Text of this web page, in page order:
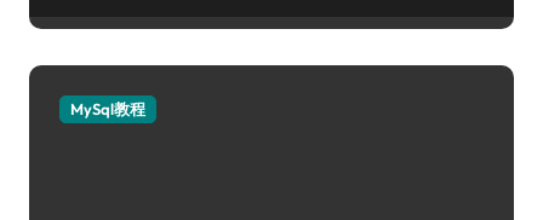
MySql教程